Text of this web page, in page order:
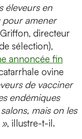
éleveurs en
pour amener
directeur
sélection),
annoncée fin
ovine
de vacciner
endémiques
mais on les
, illustre-t-il.